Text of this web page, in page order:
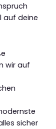
auf deine
wir auf
sicher